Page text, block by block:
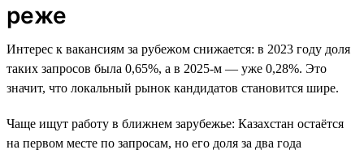
реже
Интерес к вакансиям за рубежом снижается: в 2023 году доля
таких запросов была 0,65%, а в 2025-м — уже 0,28%. Это
значит, что локальный рынок кандидатов становится шире.
Чаще ищут работу в ближнем зарубежье: Казахстан остаётся
на первом месте по запросам, но его доля за два года